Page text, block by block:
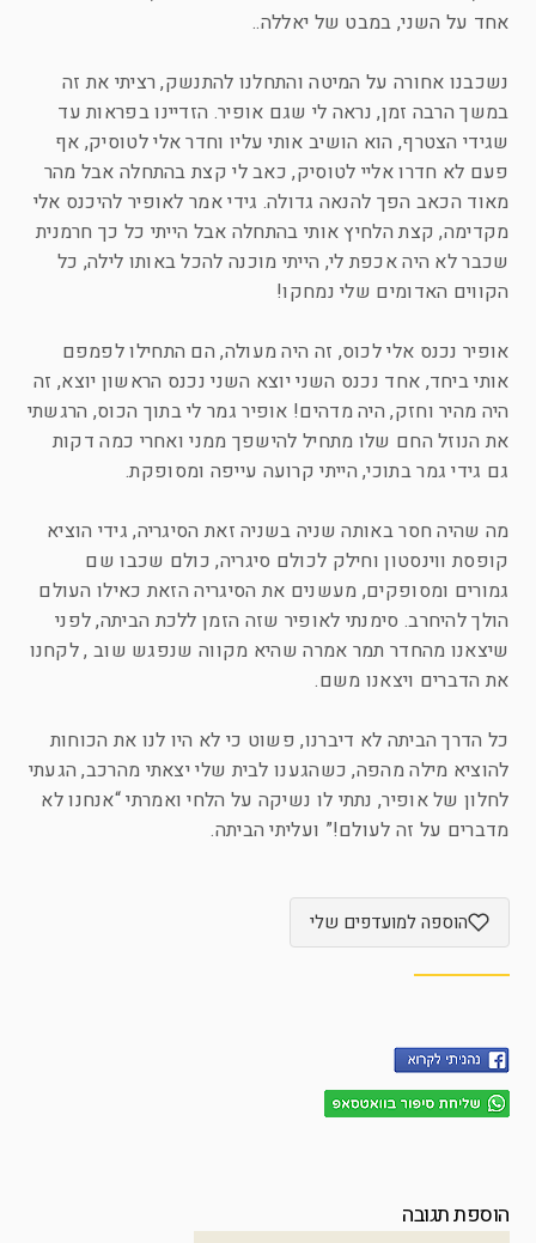
אחד על השני, במבט של יאללה..
נשכבנו אחורה על המיטה והתחלנו להתנשק, רציתי את זה
במשך הרבה זמן, נראה לי שגם אופיר. הזדיינו בפראות עד
שגידי הצטרף, הוא הושיב אותי עליו וחדר אלי לטוסיק, אף
פעם לא חדרו אליי לטוסיק, כאב לי קצת בהתחלה אבל מהר
מאוד הכאב הפך להנאה גדולה. גידי אמר לאופיר להיכנס אלי
מקדימה, קצת הלחיץ אותי בהתחלה אבל הייתי כל כך חרמנית
שכבר לא היה אכפת לי, הייתי מוכנה להכל באותו לילה, כל
הקווים האדומים שלי נמחקו!
אופיר נכנס אלי לכוס, זה היה מעולה, הם התחילו לפמפם
אותי ביחד, אחד נכנס השני יוצא השני נכנס הראשון יוצא, זה
היה מהיר וחזק, היה מדהים! אופיר גמר לי בתוך הכוס, הרגשתי
את הנוזל החם שלו מתחיל להישפך ממני ואחרי כמה דקות
גם גידי גמר בתוכי, הייתי קרועה עייפה ומסופקת.
מה שהיה חסר באותה שניה בשניה זאת הסיגריה, גידי הוציא
קופסת ווינסטון וחילק לכולם סיגריה, כולם שכבו שם
גמורים ומסופקים, מעשנים את הסיגריה הזאת כאילו העולם
הולך להיחרב. סימנתי לאופיר שזה הזמן ללכת הביתה, לפני
שיצאנו מהחדר תמר אמרה שהיא מקווה שנפגש שוב , לקחנו
את הדברים ויצאנו משם.
כל הדרך הביתה לא דיברנו, פשוט כי לא היו לנו את הכוחות
להוציא מילה מהפה, כשהגענו לבית שלי יצאתי מהרכב, הגעתי
לחלון של אופיר, נתתי לו נשיקה על הלחי ואמרתי “אנחנו לא
מדברים על זה לעולם!” ועליתי הביתה.
הוספה למועדפים שלי
הוספת תגובה